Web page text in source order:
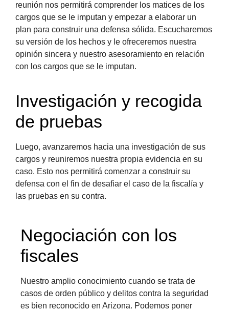
reunión nos permitirá comprender los matices de los
cargos que se le imputan y empezar a elaborar un
plan para construir una defensa sólida. Escucharemos
su versión de los hechos y le ofreceremos nuestra
opinión sincera y nuestro asesoramiento en relación
con los cargos que se le imputan.
Investigación y recogida
de pruebas
Luego, avanzaremos hacia una investigación de sus
cargos y reuniremos nuestra propia evidencia en su
caso. Esto nos permitirá comenzar a construir su
defensa con el fin de desafiar el caso de la fiscalía y
las pruebas en su contra.
Negociación con los
fiscales
Nuestro amplio conocimiento cuando se trata de
casos de orden público y delitos contra la seguridad
es bien reconocido en Arizona. Podemos poner